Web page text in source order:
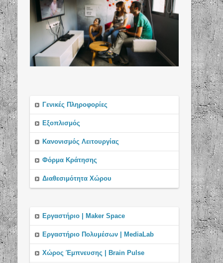
Γενικές Πληροφορίες
Εξοπλισμός
Κανονισμός Λειτουργίας
Φόρμα Κράτησης
Διαθεσιμότητα Χώρου
Εργαστήριο | Maker Space
Εργαστήριo Πολυμέσων | MediaLab
Χώρος Έμπνευσης | Brain Pulse